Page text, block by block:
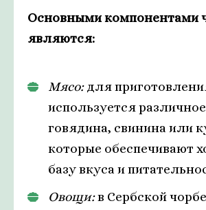
Основными компонентами
являются:
Мясо:для
используется
говядина, свинина или
которые обеспечивают
базу вкуса и
Овощи:в Сербской чорбе